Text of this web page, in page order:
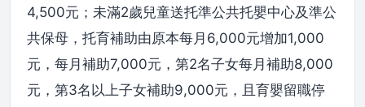
4,500元；未滿2歲兒童送托準公共托嬰中心及準公
共保母，托育補助由原本每月6,000元增加1,000
元，每月補助7,000元，第2名子女每月補助8,000
元，第3名以上子女補助9,000元，且育嬰留職停